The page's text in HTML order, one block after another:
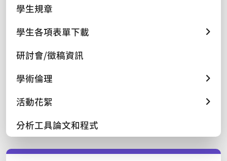
學生規章
學生各項表單下載
研討會/徵稿資訊
學術倫理
活動花絮
分析工具論文和程式